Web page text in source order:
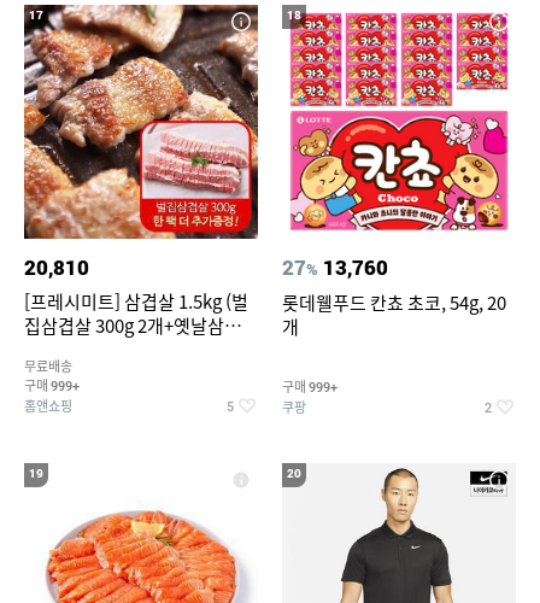
17
20,810
[프레시미트] 삼겹살 1.5kg (벌
집삼겹살 300g 2개+옛날삼겹살
팩 추가증정)
무료배송
구매 999+
홈앤쇼핑 5
18
27% 13,760
롯데웰푸드 칸쵸 초코, 54g, 20
개
구매 999+
쿠팡 2
19 20